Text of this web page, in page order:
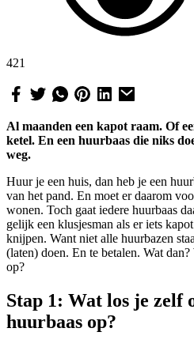
421
Al maanden een kapot raam. Of
ketel. En een huurbaas die niks
weg.
Huur je een huis, dan heb je een
van het pand. En moet er daarom
wonen. Toch gaat iedere huurbaas
gelijk een klusjesman als er iets
knijpen. Want niet alle huurbazen
(laten) doen. En te betalen. Wat
op?
Stap 1: Wat los je zelf
huurbaas op?